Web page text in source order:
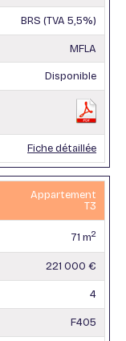
BRS (TVA 5,5%)
MFLA
Disponible
Fiche détaillée
Appartement
T3
71 m2
221 000 €
4
F405